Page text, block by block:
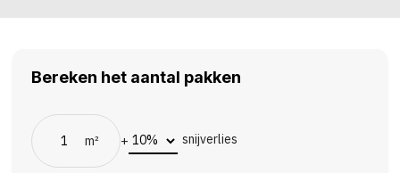
Bereken het aantal pakken
m² + snijverlies